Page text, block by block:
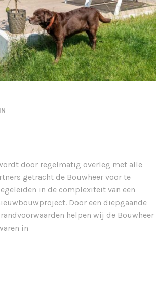
IN
door regelmatig overleg met alle
getracht de Bouwheer voor te
in de complexiteit van een
Door een diepgaande
helpen wij de Bouwheer
in